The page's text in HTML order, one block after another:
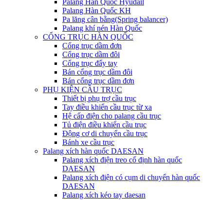
Palang Hàn Quốc Hyudail
Palang Hàn Quốc KH
Pa lăng cân bằng(Spring balancer)
Palang khí nén Hàn Quốc
CỔNG TRỤC HÀN QUỐC
Cổng trục dầm đơn
Cổng trục dầm đôi
Cổng trục đẩy tay
Bán cổng trục dầm đôi
Bán cổng trục dầm đơn
PHỤ KIỆN CẦU TRỤC
Thiết bị phụ trợ cầu trục
Tay điều khiển cầu trục từ xa
Hệ cấp điện cho palang cầu trục
Tủ điện điều khiển cầu trục
Động cơ di chuyển cầu trục
Bánh xe cầu trục
Palang xích hàn quốc DAESAN
Palang xích điện treo cố định hàn quốc
DAESAN
Palang xích điện có cụm di chuyển hàn quốc
DAESAN
Palang xích kéo tay daesan